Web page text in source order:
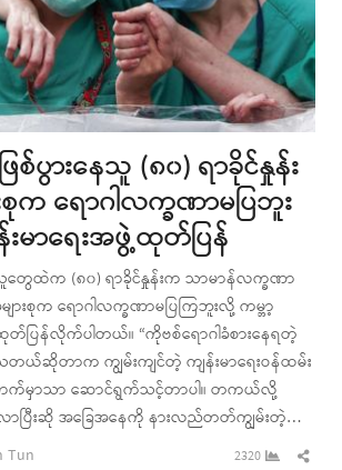
စ်ပွားနေသူ (၈၀) ရာခိုင်နှုန်း
က ရောဂါလက္ခဏာမပြဘူး
းမာရေးအဖွဲ့ထုတ်ပြန်
သူတွေထဲက (၈၀) ရာခိုင်နှုန်းက သာမာန်လက္ခဏာ
ျားစုက ရောဂါလက္ခဏာမပြကြဘူးလို့ ကမ္ဘာ့
တ်ပြန်လိုက်ပါတယ်။ “ကိုဗစ်ရောဂါခံစားနေရတဲ့
ဆိုတာက ကျွမ်းကျင်တဲ့ ကျန်းမာရေးဝန်ထမ်း
ာက်မှာသာ ဆောင်ရွက်သင့်တာပါ။ တကယ်လို့
ြီးဆို အခြေအနေကို နားလည်တတ်ကျွမ်းတဲ့…
Tun 2320